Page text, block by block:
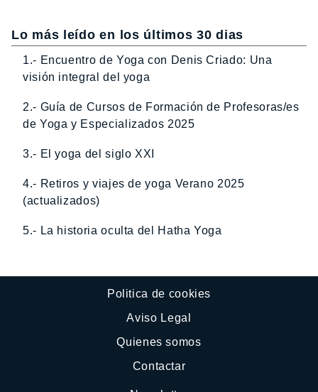
Lo más leído en los últimos 30 dias
1.- Encuentro de Yoga con Denis Criado: Una
visión integral del yoga
2.- Guía de Cursos de Formación de Profesoras/es
de Yoga y Especializados 2025
3.- El yoga del siglo XXI
4.- Retiros y viajes de yoga Verano 2025
(actualizados)
5.- La historia oculta del Hatha Yoga
Politica de cookies
Aviso Legal
Quienes somos
Contactar